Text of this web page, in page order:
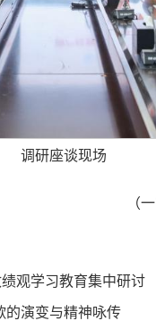
调研座谈现场
（
观学习教育集中研讨
的演变与精神咏传